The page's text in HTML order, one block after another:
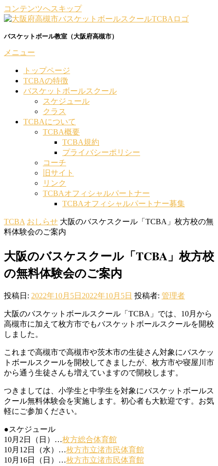
コンテンツへスキップ
バスケットボール教室（大阪府高槻市）
メニュー
トップページ
TCBAの特徴
バスケットボールスクール
スケジュール
クラス
TCBAについて
TCBA概要
TCBA規約
プライバシーポリシー
コーチ
旧サイト
リンク
TCBAオフィシャルパートナー
TCBAオフィシャルパートナー募集
TCBA おしらせ 大阪のバスケスクール「TCBA」枚方校の無
料体験会のご案内
大阪のバスケスクール「TCBA」枚方校
の無料体験会のご案内
投稿日: 2022年10月5日 2022年10月5日 投稿者: 管理者
大阪のバスケットボールスクール「TCBA」では、10月から
高槻市に加えて枚方市でもバスケットボールスクールを開校
しました。
これまで高槻市で高槻市や茨木市の生徒さん対象にバスケッ
トボールスクールを開校してきましたが、枚方市や寝屋川市
から通う生徒さんも増えていますので開校します。
つきましては、小学生と中学生を対象にバスケットボールス
クール無料体験会を実施します。初心者も大歓迎です。お気
軽にご参加ください。
●スケジュール
10月2日（日）…枚方総合体育館
10月12日（水）…枚方市立渚市民体育館
10月16日（日）…枚方市立渚市民体育館